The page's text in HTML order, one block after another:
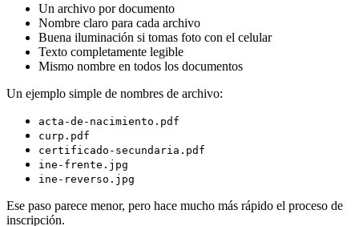
Un archivo por documento
Nombre claro para cada archivo
Buena iluminación si tomas foto con el celular
Texto completamente legible
Mismo nombre en todos los documentos
Un ejemplo simple de nombres de archivo:
acta-de-nacimiento.pdf
curp.pdf
certificado-secundaria.pdf
ine-frente.jpg
ine-reverso.jpg
Ese paso parece menor, pero hace mucho más rápido el proceso de
inscripción.